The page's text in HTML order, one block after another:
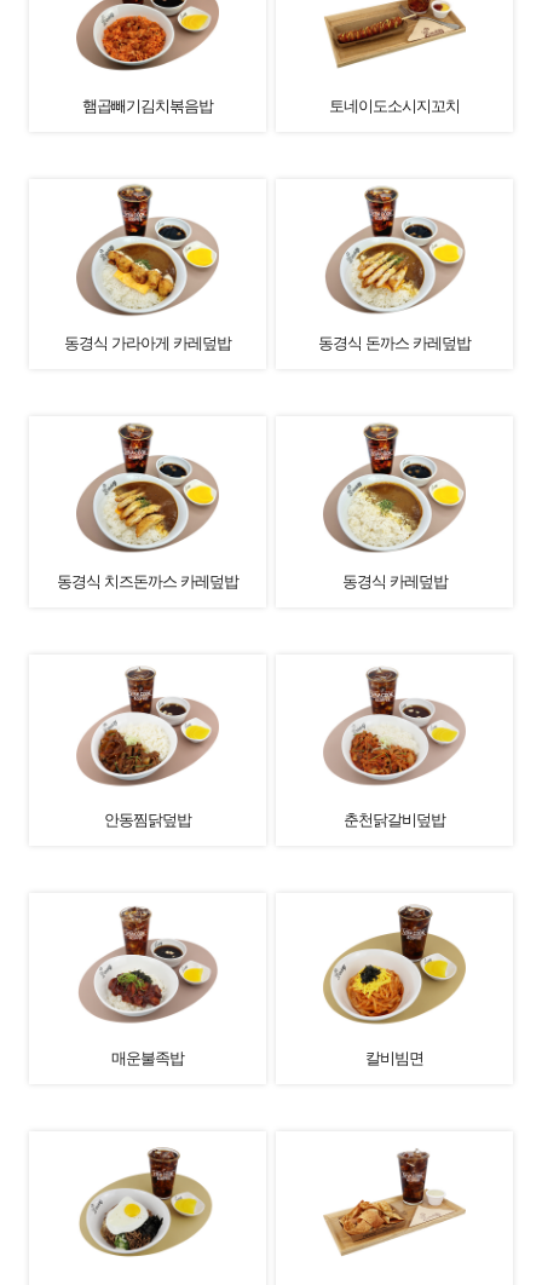
햄곱빼기김치볶음밥 토네이도소시지꼬치
동경식 가라아게 카레덮밥 동경식 돈까스 카레덮밥
동경식 치즈돈까스 카레덮밥 동경식 카레덮밥
안동찜닭덮밥 춘천닭갈비덮밥
매운불족밥 칼비빔면